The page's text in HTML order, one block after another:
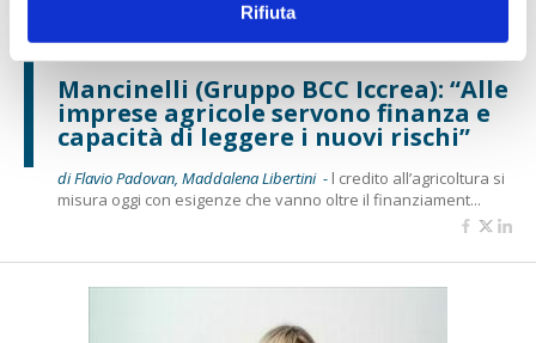
Rifiuta
BANCAFORTE TV
Mancinelli (Gruppo BCC Iccrea): “Alle
imprese agricole servono finanza e
capacità di leggere i nuovi rischi”
di Flavio Padovan, Maddalena Libertini - l credito all’agricoltura si
misura oggi con esigenze che vanno oltre il finanziament...